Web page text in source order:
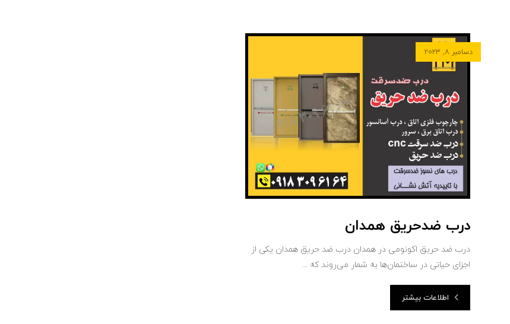
درب ضدحریق همدان
دسامبر ۸, ۲۰۲۳
درب‌ ضد حریق اکونومی در همدان درب‌ ضد حریق همدان یکی از
اجزای حیاتی در ساختمان‌ها به شمار می‌روند که ...
اطلاعات بیشتر